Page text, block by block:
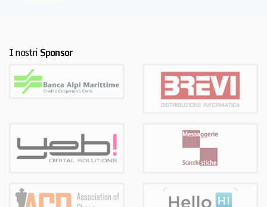
I nostriSponsor